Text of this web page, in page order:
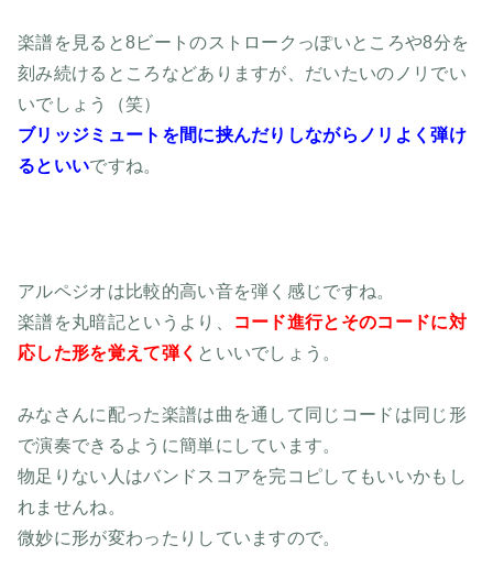
楽譜を見ると8ビートのストロークっぽいところや8分を
刻み続けるところなどありますが、だいたいのノリでい
いでしょう（笑）
ブリッジミュートを間に挟んだりしながらノリよく弾け
るといいですね。
アルペジオは比較的高い音を弾く感じですね。
楽譜を丸暗記というより、
コード進行とそのコードに対
応した形を覚えて弾く といいでしょう。
みなさんに配った楽譜は曲を通して同じコードは同じ形
で演奏できるように簡単にしています。
物足りない人はバンドスコアを完コピしてもいいかもし
れませんね。
微妙に形が変わったりしていますので。